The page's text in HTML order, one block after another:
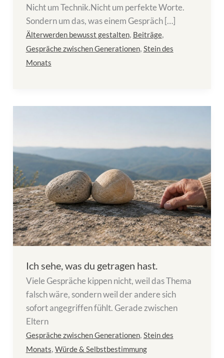
Nicht um Technik.Nicht um perfekte Worte.
Sondern um das, was einem Gespräch […]
Älterwerden bewusst gestalten, Beiträge,
Gespräche zwischen Generationen, Stein des
Monats
Ich sehe, was du getragen hast.
Viele Gespräche kippen nicht, weil das Thema
falsch wäre, sondern weil der andere sich
sofort angegriffen fühlt. Gerade zwischen
Eltern
Gespräche zwischen Generationen, Stein des
Monats, Würde & Selbstbestimmung